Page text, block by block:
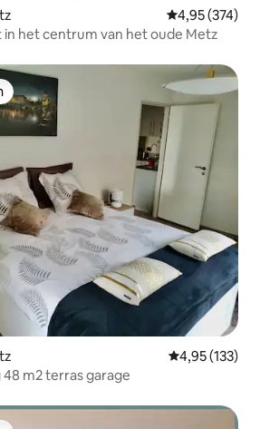
Gemiddelde
4,95 (374)
het centrum van het oude Metz
Gemiddelde
4,95 (133)
m2 terras garage